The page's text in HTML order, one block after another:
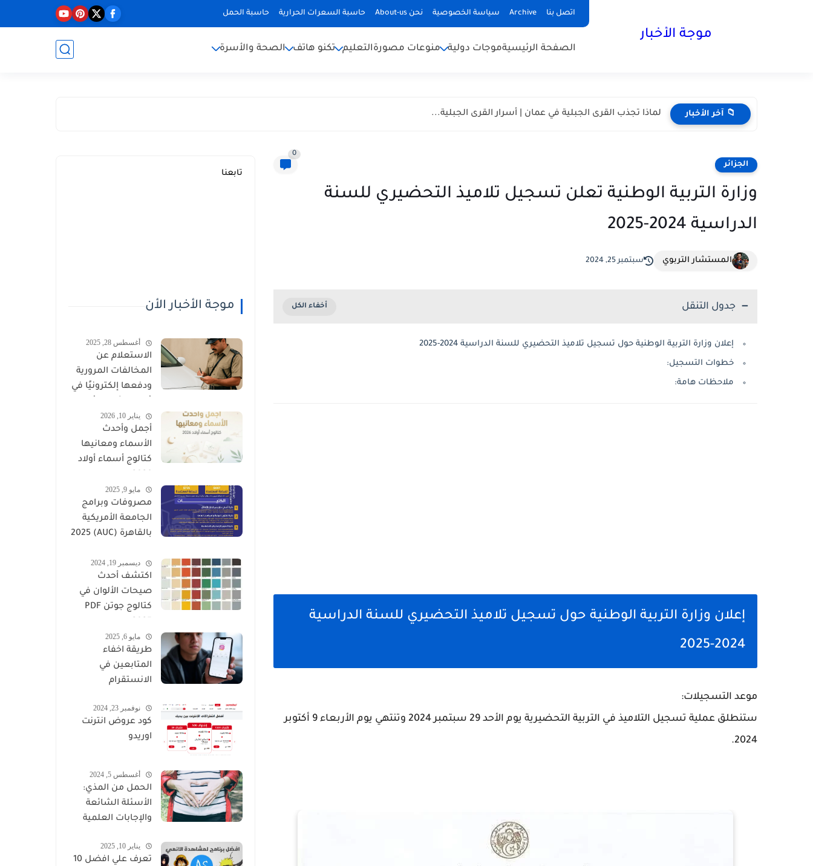
اتصل بنا Archive سياسة الخصوصية نحن About-us حاسبة السعرات الحرارية حاسبة الحمل
موجة الأخبار
الصفحة الرئيسيةموجات دولية منوعات مصورةالتعليم تكنو هاتف الصحة والأسرة
📁 آخر الأخبار لماذا تجذب القرى الجبلية في عمان | أسرار القرى الجبلية...
الجزائر
0
وزارة التربية الوطنية تعلن تسجيل تلاميذ التحضيري للسنة
الدراسية 2024-2025
المستشار التربوي سبتمبر 25, 2024
جدول التنقل
إعلان وزارة التربية الوطنية حول تسجيل تلاميذ التحضيري للسنة الدراسية 2024-2025
خطوات التسجيل:
ملاحظات هامة:
إعلان وزارة التربية الوطنية حول تسجيل تلاميذ التحضيري للسنة الدراسية
2024-2025
موعد التسجيلات:
ستنطلق عملية تسجيل التلاميذ في التربية التحضيرية يوم الأحد 29 سبتمبر 2024 وتنتهي يوم الأربعاء
9 أكتوبر
2024
.
تابعنا
موجة الأخبار الأن
أغسطس 28, 2025
الاستعلام عن
المخالفات المرورية
ودفعها إلكترونيًا في
السلطانية)
يناير 10, 2026
أجمل وأحدث
الأسماء ومعانيها
كتالوج أسماء أولاد
مايو 9, 2025
مصروفات وبرامج
الجامعة الأمريكية
بالقاهرة (AUC) 2025
ديسمبر 19, 2024
اكتشف أحدث
صيحات الألوان في
كتالوج جوتن PDF
مايو 6, 2025
طريقة اخفاء
المتابعين في
الانستقرام
نوفمبر 23, 2024
كود عروض انترنت
اوريدو
أغسطس 5, 2024
الحمل من المذي:
الأسئلة الشائعة
والإجابات العلمية
يناير 10, 2025
تعرف علي افضل 10